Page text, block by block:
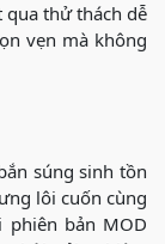
thử thách dễ
vẹn mà không
súng sinh tồn
lôi cuốn cùng
bản MOD